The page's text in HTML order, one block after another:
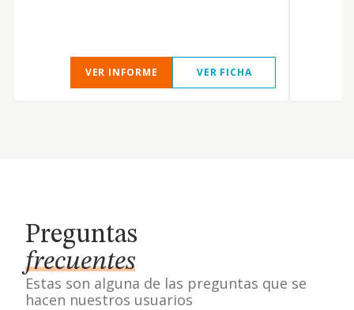
VER INFORME VER FICHA
Preguntas
frecuentes
Estas son alguna de las preguntas que se
hacen nuestros usuarios